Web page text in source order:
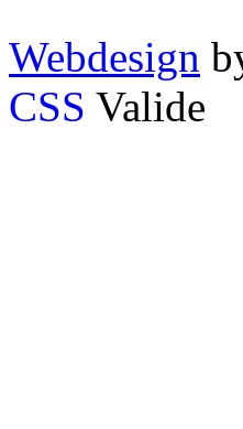
Webdesign
CSS Valide